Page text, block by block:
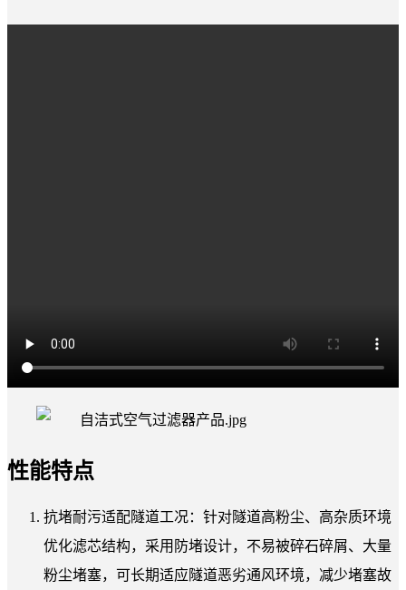
性能特点
抗堵耐污适配隧道工况：针对隧道高粉尘、高杂质环境
优化滤芯结构，采用防堵设计，不易被碎石碎屑、大量
粉尘堵塞，可长期适应隧道恶劣通风环境，减少堵塞故